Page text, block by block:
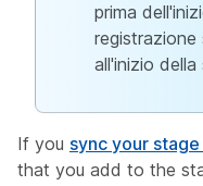
prima
registrazione
all'inizio
If you sync your
that you add to the